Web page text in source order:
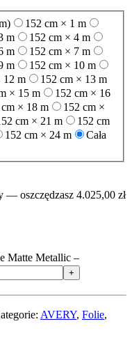
152 cm × 1 m
m
152 cm × 4 m
m
152 cm × 7 m
m
152 cm × 10 m
12 m
152 cm × 13 m
× 15 m
152 cm × 16
× 18 m
152 cm ×
cm × 21 m
152 cm
152 cm × 24 m
Cała
— oszczędzasz 4.025,00 zł
Matte Metallic –
AVERY, Folie,